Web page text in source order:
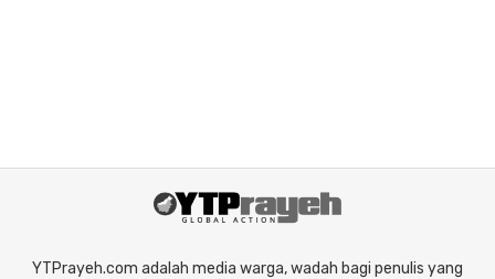
YTPrayeh.com adalah media warga, wadah bagi penulis yang